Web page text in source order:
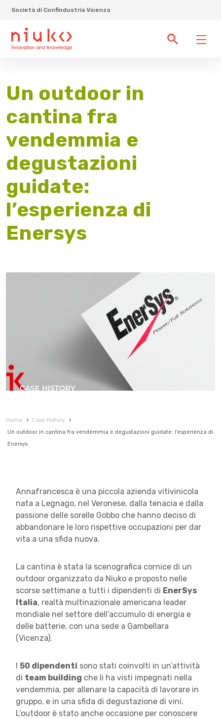
Società di Confindustria Vicenza
Un outdoor in
cantina fra
vendemmia e
degustazioni
guidate:
l’esperienza di
Enersys
Home › Case History
›
Un outdoor in cantina fra vendemmia e degustazioni guidate: l’esperienza di
Enersys
Annafrancesca è una piccola azienda vitivinicola
nata a Legnago, nel Veronese, dalla tenacia e dalla
passione delle sorelle Gobbo che hanno deciso di
abbandonare le loro rispettive occupazioni per dar
vita a una sfida nuova.
La cantina è stata la scenografica cornice di un
outdoor organizzato da Niuko e proposto nelle
scorse settimane a tutti i dipendenti di EnerSys
Italia, realtà multinazionale americana leader
mondiale nel settore dell’accumulo di energia e
delle batterie, con una sede a Gambellara
(Vicenza).
50 dipendenti sono stati coinvolti in un’attività
di team building che li ha visti impegnati nella
vendemmia, per allenare la capacità di lavorare in
gruppo, e in una sfida di degustazione di vini.
L’outdoor è stato anche occasione per conoscere